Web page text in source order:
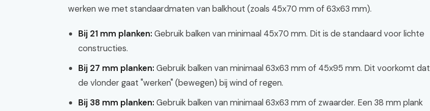
werken we met standaardmaten van balkhout (zoals 45x70 mm of 63x63 mm).
Bij 21 mm planken: Gebruik balken van minimaal 45x70 mm. Dit is de standaard voor lichte
constructies.
Bij 27 mm planken: Gebruik balken van minimaal 63x63 mm of 45x95 mm. Dit voorkomt dat
de vlonder gaat "werken" (bewegen) bij wind of regen.
Bij 38 mm planken: Gebruik balken van minimaal 63x63 mm of zwaarder. Een 38 mm plank